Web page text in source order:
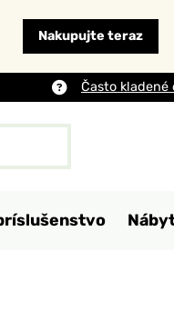
Nakupujte teraz
Často kladené